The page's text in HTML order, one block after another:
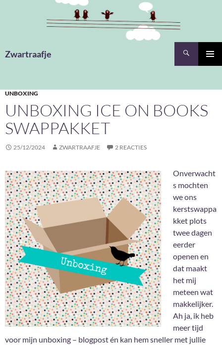
Zwartraafje
UNBOXING
UNBOXING ICE ON BOOKS
SWAPPAKKET
25/12/2024 ZWARTRAAFJE 2 REACTIES
Onverwacht
s mochten
we ons
kerstswappa
kket plots
twee dagen
eerder
openen en
dat maakt
het mij
meteen wat
makkelijker.
Ah ja, ik heb
meer tijd
voor mijn unboxing – blogpost én kan hem sneller met jullie